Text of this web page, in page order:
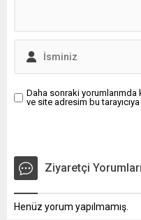
Daha sonraki yorumlarımda
ve site adresim bu
Ziyaretçi
Henüz yorum yapılmamış.